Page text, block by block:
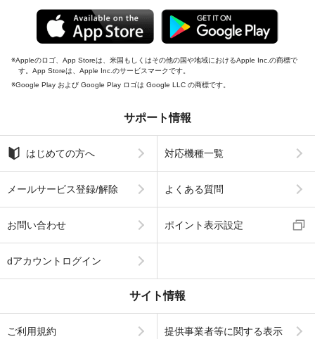
Appleのロゴ、App Storeは、米国もしくはその他の国や地域におけるApple Inc.の商標で
す。App Storeは、Apple Inc.のサービスマークです。
Google Play および Google Play ロゴは Google LLC の商標です。
サポート情報
はじめての方へ 対応機種一覧
メールサービス登録/解除 よくある質問
お問い合わせ ポイント表示設定
dアカウントログイン
サイト情報
ご利用規約 提供事業者等に関する表示